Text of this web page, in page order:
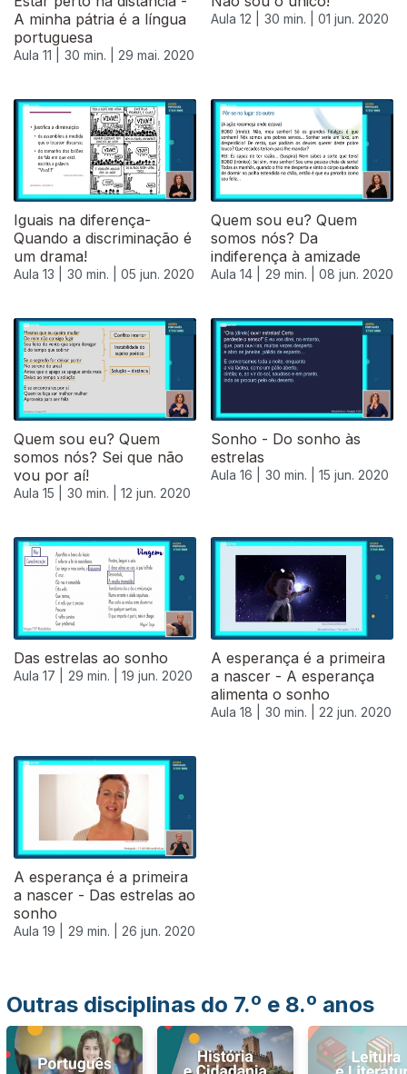
A minha pátria é a língua
portuguesa
Aula 11 | 30 min. | 29 mai. 2020
Aula 12 | 30 min. | 01 jun. 2020
Iguais na diferença-
Quando a discriminação é
um drama!
Aula 13 | 30 min. | 05 jun. 2020
Quem sou eu? Quem
somos nós? Da
indiferença à amizade
Aula 14 | 29 min. | 08 jun. 2020
Quem sou eu? Quem
somos nós? Sei que não
vou por aí!
Aula 15 | 30 min. | 12 jun. 2020
Sonho - Do sonho às
estrelas
Aula 16 | 30 min. | 15 jun. 2020
Das estrelas ao sonho
Aula 17 | 29 min. | 19 jun. 2020
A esperança é a primeira
a nascer - A esperança
alimenta o sonho
Aula 18 | 30 min. | 22 jun. 2020
A esperança é a primeira
a nascer - Das estrelas ao
sonho
Aula 19 | 29 min. | 26 jun. 2020
480092
Outras disciplinas do 7.º e 8.º anos